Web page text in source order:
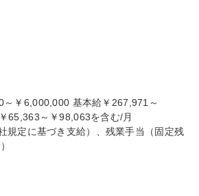
￥6,000,000 基本給￥267,971～
65,363～￥98,063を含む/月
規定に基づき支給）、残業手当（固定残